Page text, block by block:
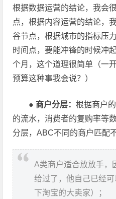
根据数据运营的结论，我会
点，根据内容运营的结论，
谷节点，根据城市的指标压
时间点，要能冲锋的时候冲
个月，这个道理很简单（一
预算这种事我会说？）
● 商户分层：根据商户
的流水，消费者的复购率等
分层，ABC不同的商户匹配
A类商户适合放放手，
给过了，他自己已经
下淘宝的大卖家）；